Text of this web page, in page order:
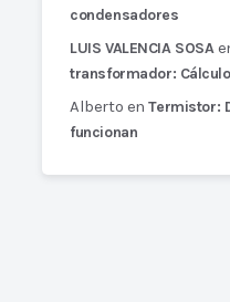
condensadores
LUIS VALENCIA SOSA
transformador:
Alberto enTermistor:
funcionan